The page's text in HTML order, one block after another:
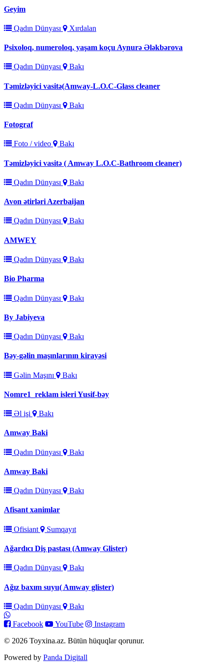
Geyim
Qadın Dünyası Xırdalan
Psixoloq, numeroloq, yaşam koçu Aynurə Ələkbərova
Qadın Dünyası Bakı
Təmizləyici vasitə(Amway-L.O.C-Glass cleaner
Qadın Dünyası Bakı
Fotograf
Foto / video Bakı
Təmizləyici vasitə ( Amway L.O.C-Bathroom cleaner)
Qadın Dünyası Bakı
Avon ətirləri Azerbaijan
Qadın Dünyası Bakı
AMWEY
Qadın Dünyası Bakı
Bio Pharma
Qadın Dünyası Bakı
By Jabiyeva
Qadın Dünyası Bakı
Bəy-gəlin maşınlarının kirayəsi
Gəlin Maşını Bakı
Nomre1_reklam isleri Yusif-bəy
Əl işi Bakı
Amway Baki
Qadın Dünyası Bakı
Amway Baki
Qadın Dünyası Bakı
Afisant xanimlar
Ofisiant Sumqayıt
Ağardıcı Diş pastası (Amway Glister)
Qadın Dünyası Bakı
Ağız baxım suyu( Amway glister)
Qadın Dünyası Bakı
Facebook YouTube
Instagram
© 2026 Toyxina.az. Bütün hüquqlar qorunur.
Powered by Panda Digitall